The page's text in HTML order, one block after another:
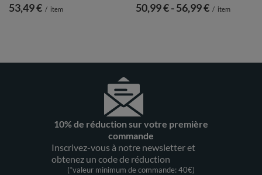
53,49 € / item de
50,99 €-vers le bas
56,99 € / item
10% de réduction sur votre première
commande
Inscrivez-vous à notre newsletter et
obtenez un code de réduction
(*valeur minimum de commande: 40€)